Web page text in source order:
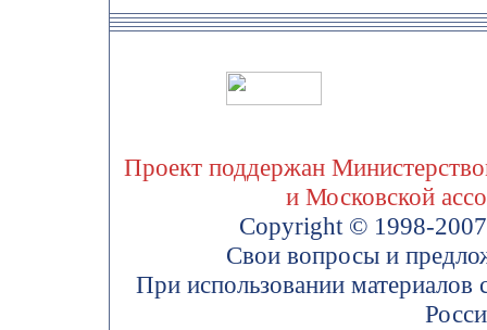
Проект поддержан
и Московской
Copyright © 1998-
Свои вопросы и
При использовании